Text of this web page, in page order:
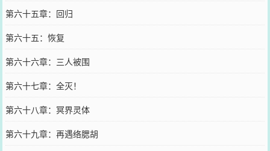
第六十五章：回归
第六十五：恢复
第六十六章：三人被围
第六十七章：全灭！
第六十八章：冥界灵体
第六十九章：再遇络腮胡